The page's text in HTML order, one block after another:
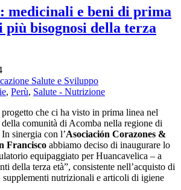
medicinali e beni di prima
più bisognosi della terza
Salute e Sviluppo
, Perù, Salute - Nutrizione
che ci ha visto in prima linea nel
comunità di Acomba nella regione di
sinergia con l’Asociación Corazones &
Francisco abbiamo deciso di inaugurare lo
equipaggiato per Huancavelica – a
della terza età”, consistente nell’acquisto di
nutrizionali e articoli di igiene